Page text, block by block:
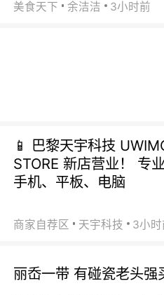
美食天下 余洁洁 3小时前
📱 巴黎天宇科技
STORE 新店营业！ 专
手机、平板、电脑
商家自荐区 天宇科技 3小时
丽岙一带 有碰瓷老头强